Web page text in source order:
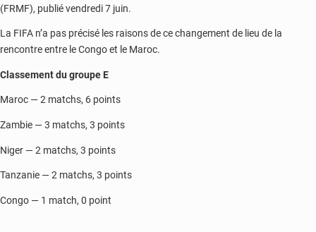
(FRMF), publié vendredi 7 juin.
La FIFA n’a pas précisé les raisons de ce changement de lieu de la
rencontre entre le Congo et le Maroc.
Classement du groupe E
Maroc — 2 matchs, 6 points
Zambie — 3 matchs, 3 points
Niger — 2 matchs, 3 points
Tanzanie — 2 matchs, 3 points
Congo — 1 match, 0 point